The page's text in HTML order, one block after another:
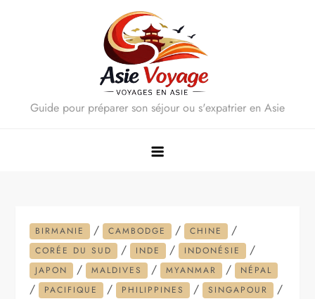
Guide pour préparer son séjour ou s'expatrier en Asie
BIRMANIE / CAMBODGE / CHINE /
CORÉE DU SUD / INDE / INDONÉSIE /
JAPON / MALDIVES / MYANMAR / NÉPAL
/ PACIFIQUE / PHILIPPINES / SINGAPOUR /